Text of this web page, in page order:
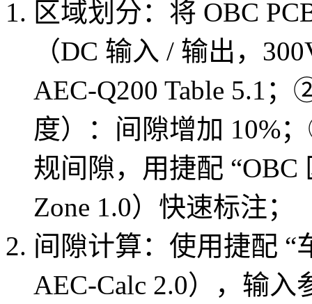
区域划分：将 OBC
（DC 输入 / 输出，
AEC-Q200 Table 5.1
度）：间隙增加 10%
规间隙，用捷配 “OBC
Zone 1.0）快速标注；
间隙计算：使用捷配 “
AEC-Calc 2.0），输